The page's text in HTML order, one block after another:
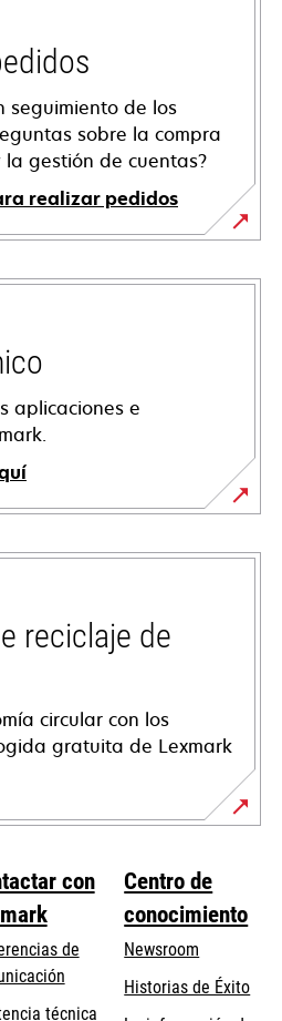
seguimiento de los
sobre la compra
gestión de cuentas?
realizar pedidos
aplicaciones e
reciclaje de
circular con los
gratuita de Lexmark
con
de
técnicase
Centro de
conocimiento
Newsroom
Historias de Éxito